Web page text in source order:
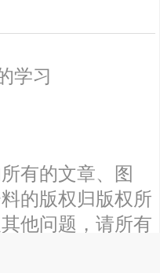
学习
有的文章、图
的版权归版权所
他问题，请所有